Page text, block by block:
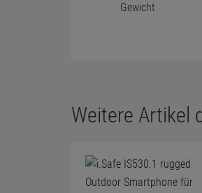
Gewicht
Weitere Artikel